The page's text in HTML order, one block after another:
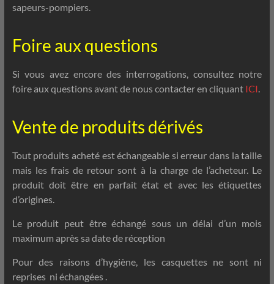
sapeurs-pompiers.
Foire aux questions
Si vous avez encore des interrogations, consultez notre
foire aux questions avant de nous contacter en cliquant ICI.
Vente de produits dérivés
Tout produits acheté est échangeable si erreur dans la taille
mais les frais de retour sont à la charge de l’acheteur. Le
produit doit être en parfait état et avec les étiquettes
d’origines.
Le produit peut être échangé sous un délai d’un mois
maximum après sa date de réception
Pour des raisons d’hygiène, les casquettes ne sont ni
reprises ni échangées.